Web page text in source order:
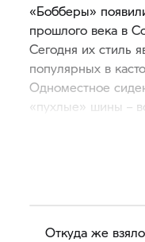
«Бобберы»
прошлого века в
Сегодня их стиль
популярных в
Одноместное
«пухлые» шины –
Откуда же